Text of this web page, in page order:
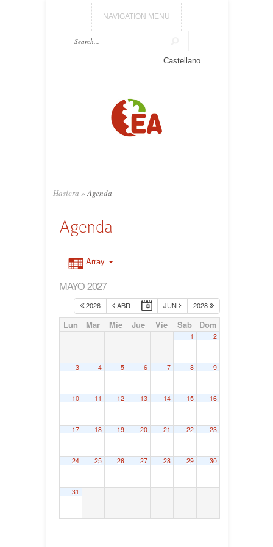
NAVIGATION MENU
Castellano
Hasiera » Agenda
Agenda
Array
MAYO 2027
2026 ABR JUN 2028
Lun Mar Mie Jue Vie Sab Dom
1 2
3 4 5 6 7 8 9
10 11 12 13 14 15 16
17 18 19 20 21 22 23
24 25 26 27 28 29 30
31